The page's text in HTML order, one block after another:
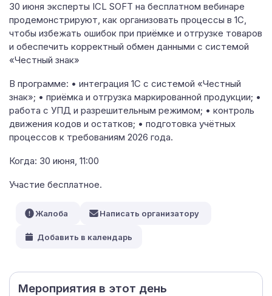
30 июня эксперты ICL SOFT на бесплатном вебинаре
продемонстрируют, как организовать процессы в 1С,
чтобы избежать ошибок при приёмке и отгрузке товаров
и обеспечить корректный обмен данными с системой
«Честный знак»
В программе: • интеграция 1С с системой «Честный
знак»; • приёмка и отгрузка маркированной продукции; •
работа с УПД и разрешительным режимом; • контроль
движения кодов и остатков; • подготовка учётных
процессов к требованиям 2026 года.
Когда: 30 июня, 11:00
Участие бесплатное.
Мероприятия в этот день
Жалоба Написать организатору
Добавить в календарь